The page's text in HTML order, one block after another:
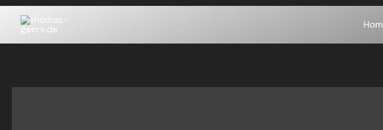
Inhalt
springen